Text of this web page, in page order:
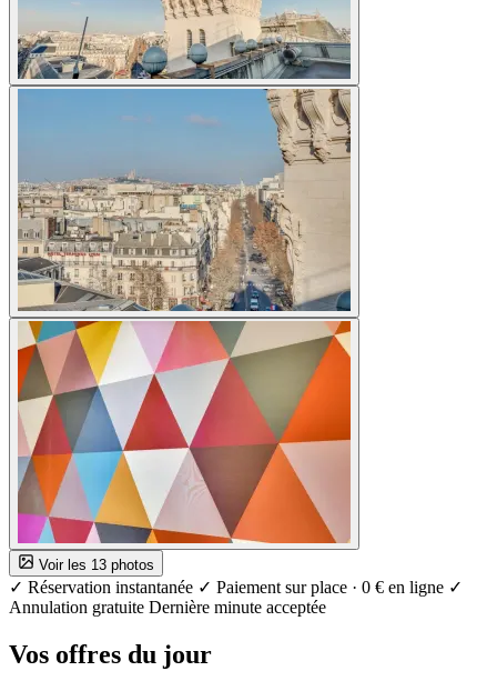
Voir les 13 photos
✓ Réservation instantanée ✓ Paiement sur place · 0 € en ligne ✓
Annulation gratuite Dernière minute acceptée
Vos offres du jour